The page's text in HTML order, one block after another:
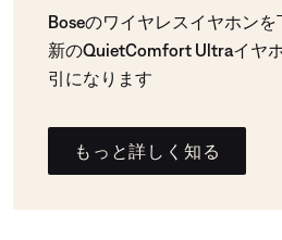
Boseのワイヤレスイヤホン
新のQuietComfort Ultraイヤ
引になります
もっと詳しく知る